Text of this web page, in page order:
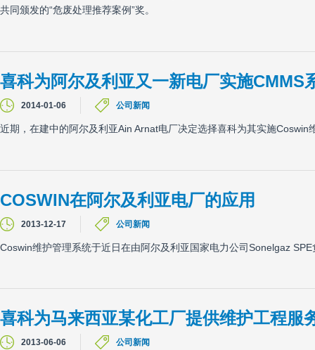
共同颁发的“危废处理推荐案例”奖。
喜科为阿尔及利亚又一新电厂实施CMMS
2014-01-06 公司新闻
近期，在建中的阿尔及利亚Ain Arnat电厂决定选择喜科为其实施Coswin
COSWIN在阿尔及利亚电厂的应用
2013-12-17 公司新闻
Coswin维护管理系统于近日在由阿尔及利亚国家电力公司Sonelgaz
喜科为马来西亚某化工厂提供维护工程服
2013-06-06 公司新闻